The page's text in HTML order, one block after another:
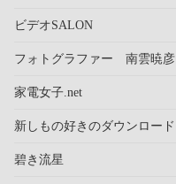
ビデオSALON
フォトグラファー 南雲暁彦
家電女子.net
新しもの好きのダウンロード
碧き流星